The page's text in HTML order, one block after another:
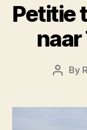
Petitie
Post
By